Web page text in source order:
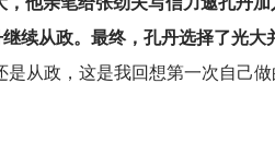
续从政。最终，孔丹选择了光大
是从政，这是我回想第一次自己